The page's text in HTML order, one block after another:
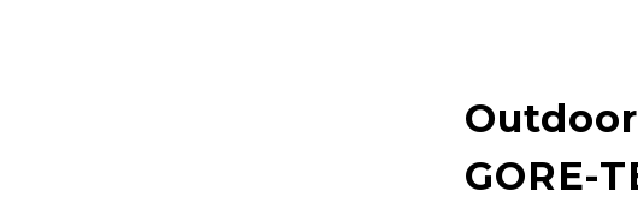
GORE-